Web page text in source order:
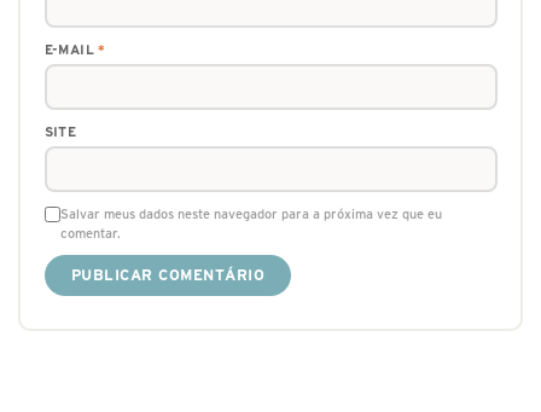
E-MAIL*
SITE
Salvar meus dados neste navegador para a próxima vez que eu
comentar.